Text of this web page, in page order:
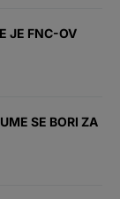
JE FNC-OV
SE BORI ZA